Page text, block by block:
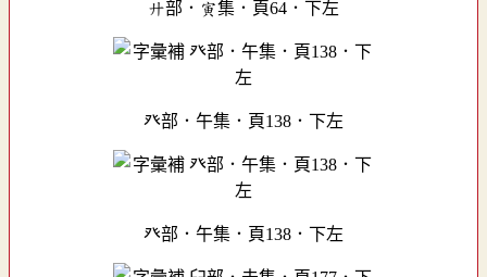
廾部．寅集．頁64．下左
癶部．午集．頁138．下左
癶部．午集．頁138．下左